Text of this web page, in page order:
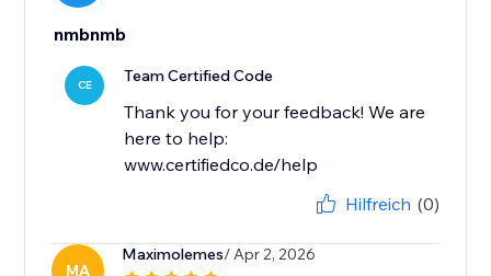
nmbnmb
CE Team Certified Code
Thank you for your feedback! We are
here to help:
www.certifiedco.de/help
Hilfreich (0)
MA
Maximolemes/ Apr 2, 2026